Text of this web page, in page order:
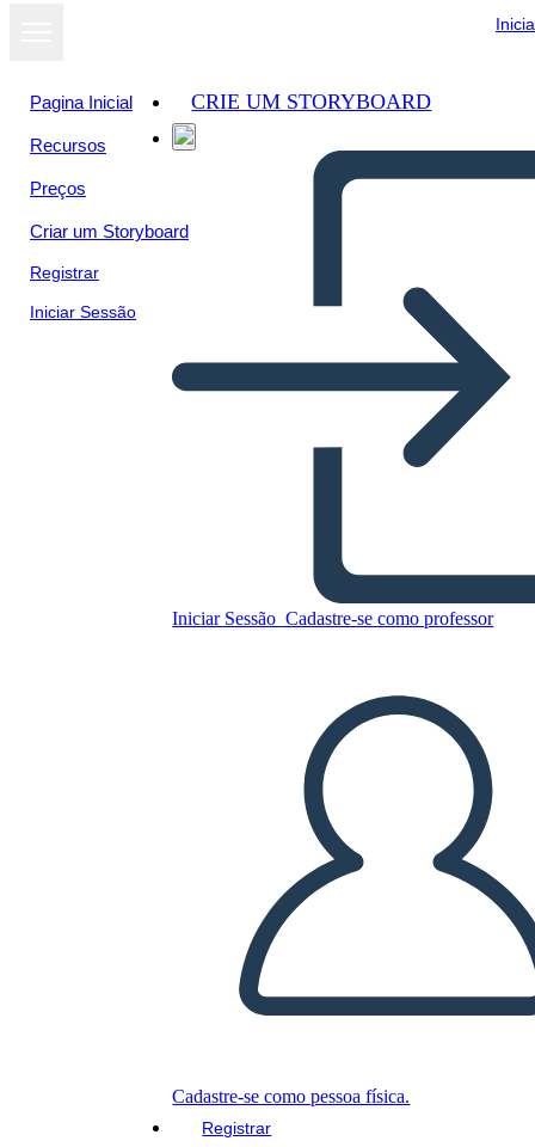
Pagina Inicial
Recursos
Preços
Criar um Storyboard
Registrar
Iniciar Sessão
CRIE UM STORYBOARD
Iniciar Sessão Cadastre-se como professor
Cadastre-se como pessoa física.
Registrar
Copie este storyboard
REPRODUZIR APRESENTAÇÃO DE SLIDES
LEIA PRA MIM
Ver como
apresentação